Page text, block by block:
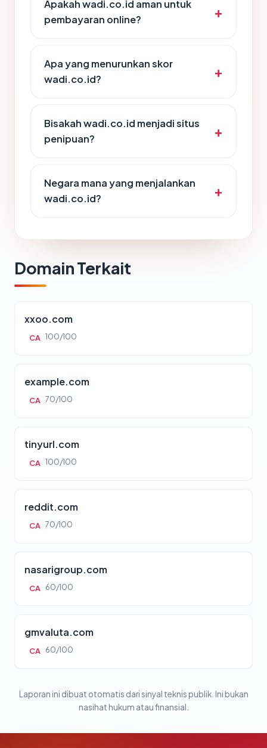
Apakah wadi.co.id aman untuk
pembayaran online?
Apa yang menurunkan skor
wadi.co.id?
Bisakah wadi.co.id menjadi situs
penipuan?
Negara mana yang menjalankan
wadi.co.id?
Domain Terkait
xxoo.com
CA 100/100
example.com
CA 70/100
tinyurl.com
CA 100/100
reddit.com
CA 70/100
nasarigroup.com
CA 60/100
gmvaluta.com
CA 60/100
Laporan ini dibuat otomatis dari sinyal teknis publik. Ini bukan
nasihat hukum atau finansial.